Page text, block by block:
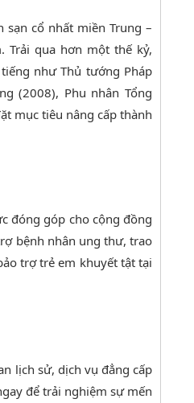
sạn cổ nhất miền Trung –
Trải qua hơn một thế kỷ,
như Thủ tướng Pháp
(2008), Phu nhân Tổng
mục tiêu nâng cấp thành
đóng góp cho cộng đồng
bệnh nhân ung thư, trao
trợ trẻ em khuyết tật tại
lịch sử, dịch vụ đẳng cấp
để trải nghiệm sự mến